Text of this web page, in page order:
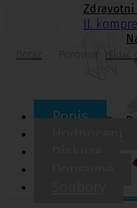
Zdravotní
II.
Dotaz Porovnat Hlídač
Popis